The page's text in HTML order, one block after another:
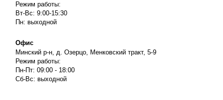
Режим работы:
Вт-Вс: 9:00-15:30
Пн: выходной
Офис
Минский р-н, д. Озерцо, Менковский тракт, 5-9
Режим работы:
Пн-Пт: 09:00 - 18:00
Сб-Вс: выходной